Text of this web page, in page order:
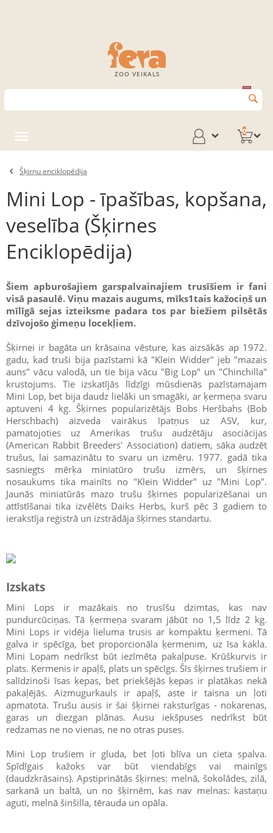
ZOO VEIKALS
0
Šķirņu enciklopēdija
Mini Lop - īpašības, kopšana,
veselība (Šķirnes
Enciklopēdija)
Šiem apburošajiem garspalvainajiem trusīšiem ir fani
visā pasaulē. Viņu mazais augums, mīks1tais kažociņš un
mīlīgā sejas izteiksme padara tos par biežiem pilsētās
dzīvojošo ģimeņu locekļiem.
Šķirnei ir bagāta un krāsaina vēsture, kas aizsākās ap 1972.
gadu, kad truši bija pazīstami kā "Klein Widder" jeb "mazais
auns" vācu valodā, un tie bija vācu "Big Lop" un "Chinchilla"
krustojums. Tie izskatījās līdzīgi mūsdienās pazīstamajam
Mini Lop, bet bija daudz lielāki un smagāki, ar ķermeņa svaru
aptuveni 4 kg. Šķirnes popularizētājs Bobs Heršbahs (Bob
Herschbach) aizveda vairākus īpatņus uz ASV, kur,
pamatojoties uz Amerikas trušu audzētāju asociācijas
(American Rabbit Breeders' Association) datiem, sāka audzēt
trušus, lai samazinātu to svaru un izmēru. 1977. gadā tika
sasniegts mērķa miniatūro trušu izmērs, un šķirnes
nosaukums tika mainīts no "Klein Widder" uz "Mini Lop".
Jaunās miniatūrās mazo trušu šķirnes popularizēšanai un
attīstīšanai tika izvēlēts Daiks Herbs, kurš pēc 3 gadiem to
ierakstīja reģistrā un izstrādāja šķirnes standartu.
Izskats
Mini Lops ir mazākais no trusīšu dzimtas, kas nav
pundurcūciņas. Tā ķermeņa svaram jābūt no 1,5 līdz 2 kg.
Mini Lops ir vidēja lieluma trusis ar kompaktu ķermeni. Tā
galva ir spēcīga, bet proporcionāla ķermenim, uz īsa kakla.
Mini Lopam nedrīkst būt iezīmēta pakaļpuse. Krūškurvis ir
plats. Ķermenis ir apaļš, plats un spēcīgs. Šīs šķirnes trušiem ir
salīdzinoši īsas ķepas, bet priekšējās ķepas ir platākas nekā
pakaļējās. Aizmugurkauls ir apaļš, aste ir taisna un ļoti
apmatota. Trušu ausis ir šai šķirnei raksturīgas - nokarenas,
garas un diezgan plānas. Ausu iekšpuses nedrīkst būt
redzamas ne no vienas, ne no otras puses.
Mini Lop trušiem ir gluda, bet ļoti blīva un cieta spalva.
Spīdīgais kažoks var būt viendabīgs vai mainīgs
(daudzkrāsains). Apstiprinātās šķirnes: melnā, šokolādes, zilā,
sarkanā un baltā, un no šķirnēm, kas nav melnas: kastaņu
aguti, melnā šinšilla, tērauda un opāla.